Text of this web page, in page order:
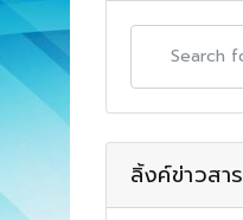
ลิ้งค์ข่าวสาร